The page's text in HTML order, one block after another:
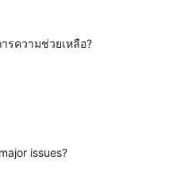
รความช่วยเหลือ?
issues?